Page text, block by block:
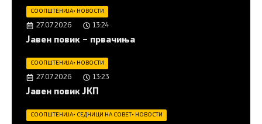
СООПШТЕНИЈА• НОВОСТИ
27.07.2026 13:24
Јавен повик – првачиња
СООПШТЕНИЈА• НОВОСТИ
27.07.2026 13:23
Јавен повик ЈКП
СООПШТЕНИЈА• СЕДНИЦИ НА СОВЕТ• НОВОСТИ